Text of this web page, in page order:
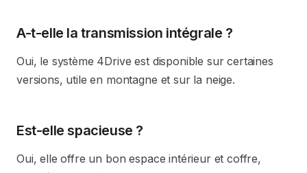
A-t-elle la transmission intégrale ?
Oui, le système 4Drive est disponible sur certaines
versions, utile en montagne et sur la neige.
Est-elle spacieuse ?
Oui, elle offre un bon espace intérieur et coffre,